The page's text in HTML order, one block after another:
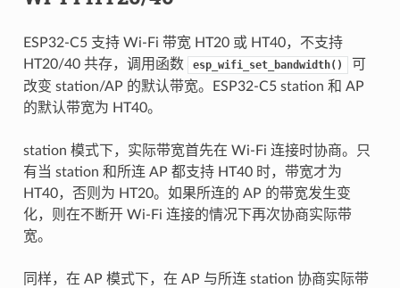
ESP32-C5 支持 Wi-Fi 带宽 HT20 或 HT40，不支持
HT20/40 共存，调用函数
esp_wifi_set_bandwidth()
可
改变 station/AP 的默认带宽。ESP32-C5 station 和 AP
的默认带宽为 HT40。
station 模式下，实际带宽首先在 Wi-Fi 连接时协商。只
有当 station 和所连 AP 都支持 HT40 时，带宽才为
HT40，否则为 HT20。如果所连的 AP 的带宽发生变
化，则在不断开 Wi-Fi 连接的情况下再次协商实际带
宽。
同样，在 AP 模式下，在 AP 与所连 station 协商实际带